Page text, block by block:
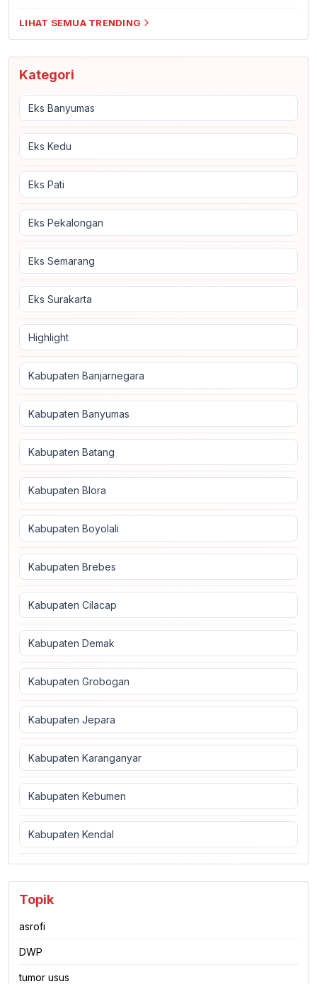
LIHAT SEMUA TRENDING
Kategori
Eks Banyumas
Eks Kedu
Eks Pati
Eks Pekalongan
Eks Semarang
Eks Surakarta
Highlight
Kabupaten Banjarnegara
Kabupaten Banyumas
Kabupaten Batang
Kabupaten Blora
Kabupaten Boyolali
Kabupaten Brebes
Kabupaten Cilacap
Kabupaten Demak
Kabupaten Grobogan
Kabupaten Jepara
Kabupaten Karanganyar
Kabupaten Kebumen
Kabupaten Kendal
Topik
asrofi
DWP
tumor usus